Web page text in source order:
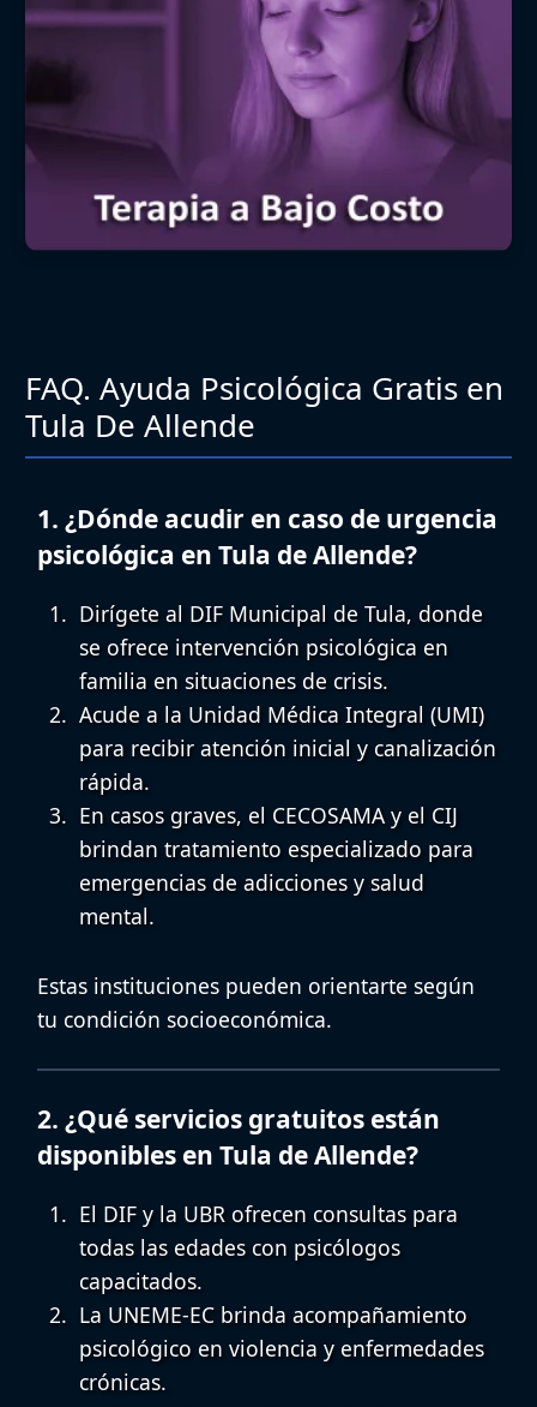
FAQ. Ayuda Psicológica Gratis en
Tula De Allende
1. ¿Dónde acudir en caso de urgencia
psicológica en Tula de Allende?
Dirígete al DIF Municipal de Tula, donde
se ofrece intervención psicológica en
familia en situaciones de crisis.
Acude a la Unidad Médica Integral (UMI)
para recibir atención inicial y canalización
rápida.
En casos graves, el CECOSAMA y el CIJ
brindan tratamiento especializado para
emergencias de adicciones y salud
mental.
Estas instituciones pueden orientarte según
tu condición socioeconómica.
2. ¿Qué servicios gratuitos están
disponibles en Tula de Allende?
El DIF y la UBR ofrecen consultas para
todas las edades con psicólogos
capacitados.
La UNEME-EC brinda acompañamiento
psicológico en violencia y enfermedades
crónicas.